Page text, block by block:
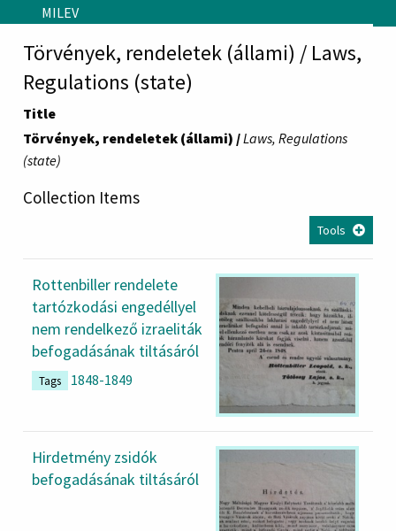
Skip to main content
MILEV
Törvények, rendeletek (állami) / Laws,
Regulations (state)
Title
Törvények, rendeletek (állami) /Laws, Regulations
(state)
Collection Items
Tools
Rottenbiller rendelete
tartózkodási engedéllyel
nem rendelkező izraeliták
befogadásának tiltásáról
Tags 1848-1849
Hirdetmény zsidók
befogadásának tiltásáról